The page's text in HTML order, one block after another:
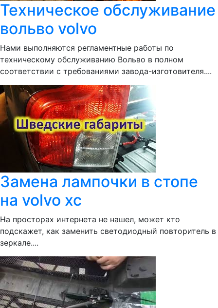
Техническое обслуживание
вольво volvo
Нами выполняются регламентные работы по
техническому обслуживанию Вольво в полном
соответствии с требованиями завода-изготовителя....
Замена лампочки в стопе
на volvo xc
На просторах интернета не нашел, может кто
подскажет, как заменить светодиодный повторитель в
зеркале....